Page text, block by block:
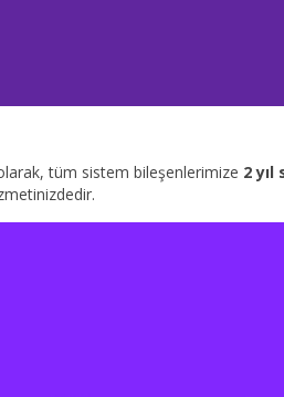
tüm sistem bileşenlerimize 2